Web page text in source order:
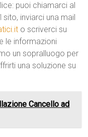
puoi chiamarci al
inviarci una mail
o scriverci su
le informazioni
un sopralluogo per
una soluzione su
Cancello ad